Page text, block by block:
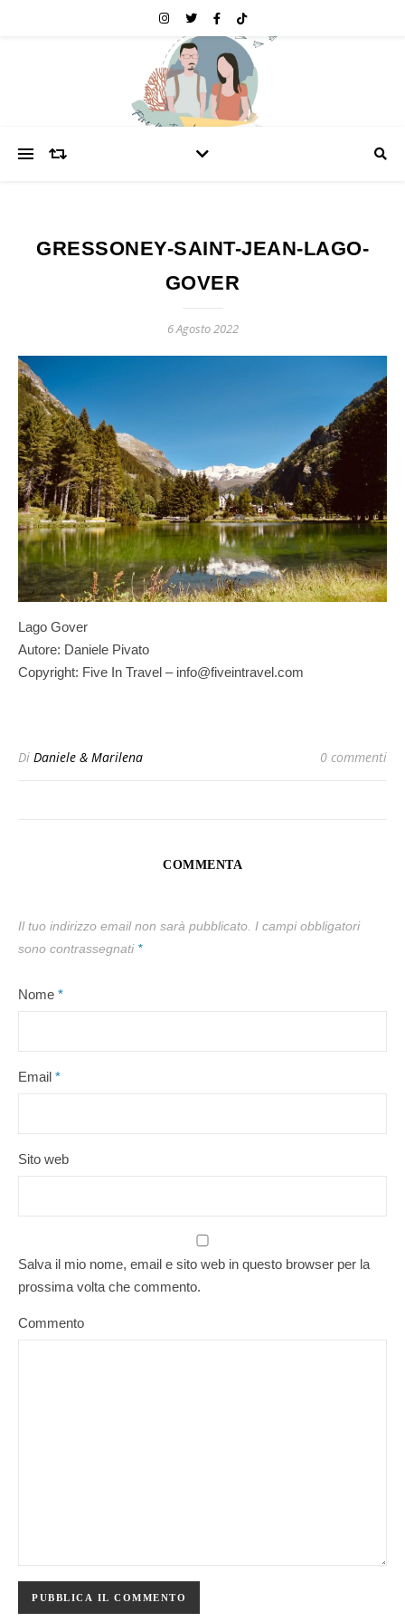
GRESSONEY-SAINT-JEAN-LAGO-
GOVER
6 Agosto 2022
Lago Gover
Autore: Daniele Pivato
Copyright: Five In Travel – info@fiveintravel.com
Di Daniele & Marilena 0 commenti
COMMENTA
Il tuo indirizzo email non sarà pubblicato. I campi obbligatori
sono contrassegnati *
Nome *
Email *
Sito web
Salva il mio nome, email e sito web in questo browser per la
prossima volta che commento.
Commento